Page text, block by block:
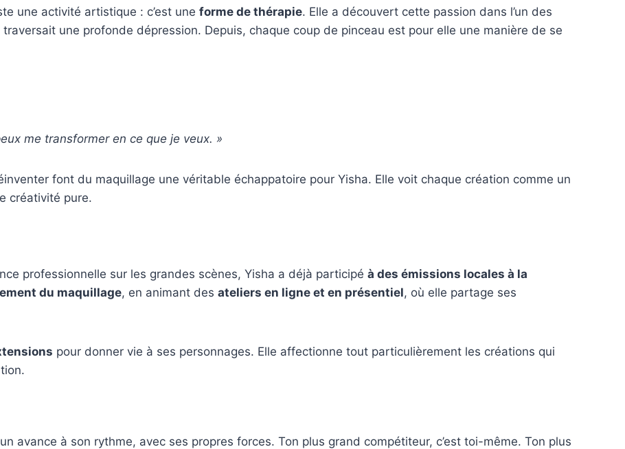
une activité artistique : c’est une forme de thérapie. Elle a découvert cette passion dans l’un des
une profonde dépression. Depuis, chaque coup de pinceau est pour elle une manière de se
me transformer en ce que je veux. »
font du maquillage une véritable échappatoire pour Yisha. Elle voit chaque création comme un
créativité pure.
professionnelle sur les grandes scènes, Yisha a déjà participé à des émissions locales à la
du maquillage, en animant des ateliers en ligne et en présentiel, où elle partage ses
pour donner vie à ses personnages. Elle affectionne tout particulièrement les créations qui
avance à son rythme, avec ses propres forces. Ton plus grand compétiteur, c’est toi-même. Ton plus